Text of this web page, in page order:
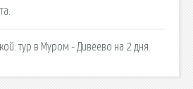
тур в Муром - Дивеево на 2 дня.